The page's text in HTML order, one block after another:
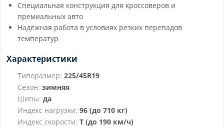
Специальная конструкция для кроссоверов и
премиальных авто
Надёжная работа в условиях резких перепадов
температур
Характеристики
Типоразмер: 225/45R19
Сезон: зимняя
Шипы: да
Индекс нагрузки: 96 (до 710 кг)
Индекс скорости: T (до 190 км/ч)